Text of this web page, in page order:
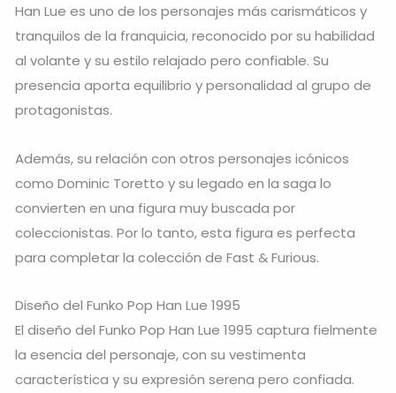
Han Lue es uno de los personajes más carismáticos y
tranquilos de la franquicia, reconocido por su habilidad
al volante y su estilo relajado pero confiable. Su
presencia aporta equilibrio y personalidad al grupo de
protagonistas.
Además, su relación con otros personajes icónicos
como Dominic Toretto y su legado en la saga lo
convierten en una figura muy buscada por
coleccionistas. Por lo tanto, esta figura es perfecta
para completar la colección de Fast & Furious.
Diseño del Funko Pop Han Lue 1995
El diseño del Funko Pop Han Lue 1995 captura fielmente
la esencia del personaje, con su vestimenta
característica y su expresión serena pero confiada.